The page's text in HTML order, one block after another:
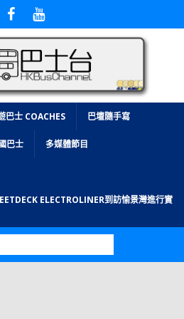
巴士 COACHES 巴壇隨手寫
巴士 多媒體節目
ELECTROLINER到訪愉景灣進行實